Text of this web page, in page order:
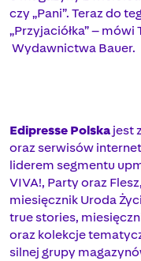
czy „Pani”. Teraz do
„Przyjaciółka” – mówi
Wydawnictwa Bauer.
Edipresse Polska jest
oraz serwisów
liderem segmentu
VIVA!, Party oraz
miesięcznik Uroda
true stories,
oraz kolekcje
silnej grupy